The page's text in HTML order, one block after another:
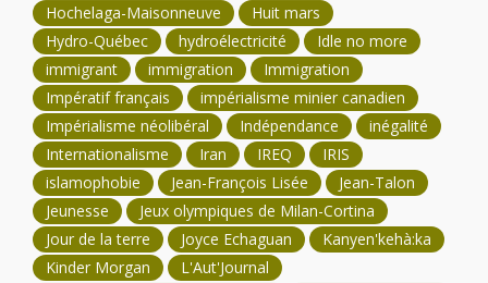
Hochelaga-Maisonneuve
Huit mars
Hydro-Québec
hydroélectricité
Idle no more
immigrant
immigration
Immigration
Impératif français
impérialisme minier canadien
Impérialisme néolibéral
Indépendance
inégalité
Internationalisme
Iran IREQ
IRIS
islamophobie
Jean-François Lisée
Jean-Talon
Jeunesse
Jeux olympiques de Milan-Cortina
Jour de la terre
Joyce Echaguan
Kanyen'kehà:ka
Kinder Morgan
L'Aut'Journal